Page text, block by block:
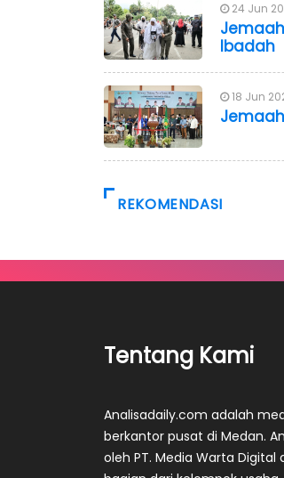
24 Jun
Ibadah
18 Jun
REKOMENDASI
Tentang Kami
Analisadaily.com adalah
berkantor pusat di Medan.
oleh PT. Media Warta Digital